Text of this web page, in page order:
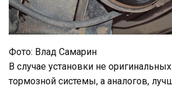
Фото: Влад Самарин
В случае установки не
тормозной системы, а аналогов,